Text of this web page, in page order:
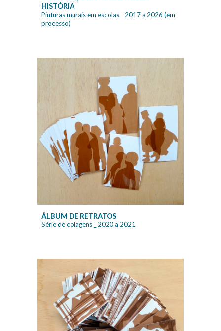
HISTÓRIA
Pinturas murais em escolas
_ 2017 a 2026 (em
processo)
ÁLBUM DE RETRATOS
Série de colagens _ 2020 a 2021